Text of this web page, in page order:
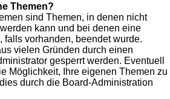
Themen?
sind Themen, in denen nicht
kann und bei denen eine
falls vorhanden, beendet wurde.
vielen Gründen durch einen
gesperrt werden. Eventuell
Möglichkeit, Ihre eigenen Themen zu
durch die Board-Administration